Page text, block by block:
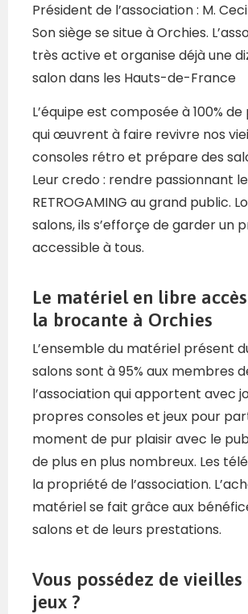
Président de l’association : M. Cecil
Son siège se situe à Orchies.
très active et organise déjà une
salon dans les Hauts-de-France
L’équipe est composée à 100%
qui œuvrent à faire revivre nos
consoles rétro et prépare des
Leur credo : rendre passionnant
RETROGAMING au grand public.
salons, ils s’efforçe de garder un
accessible à tous.
Le matériel en libre
la brocante à Orchies
L’ensemble du matériel présent
salons sont à 95% aux membres
l’association qui apportent avec
propres consoles et jeux pour
moment de pur plaisir avec le
de plus en plus nombreux. Les
la propriété de l’association.
matériel se fait grâce aux
salons et de leurs prestations.
Vous possédez de vieilles
jeux ?